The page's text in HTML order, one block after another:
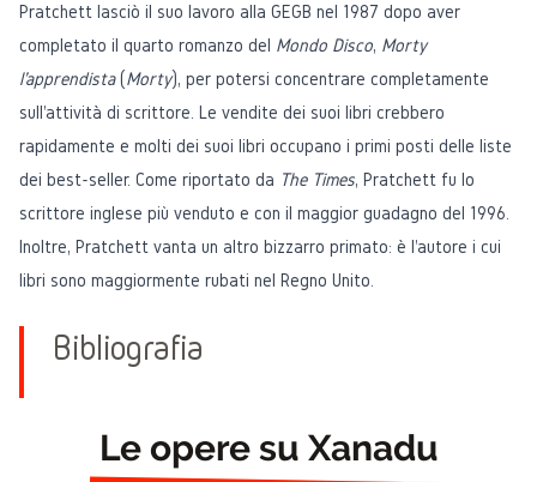
Pratchett lasciò il suo lavoro alla GEGB nel 1987 dopo aver
completato il quarto romanzo del Mondo Disco, Morty
l'apprendista(Morty), per potersi concentrare completamente
sull'attività di scrittore. Le vendite dei suoi libri crebbero
rapidamente e molti dei suoi libri occupano i primi posti delle liste
dei best-seller. Come riportato da The Times, Pratchett fu lo
scrittore inglese più venduto e con il maggior guadagno del 1996.
Inoltre, Pratchett vanta un altro bizzarro primato: è l'autore i cui
libri sono maggiormente rubati nel Regno Unito.
Le opere su Xanadu
Bibliografia